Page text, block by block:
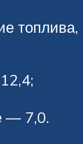
топлива,
— 7,0.